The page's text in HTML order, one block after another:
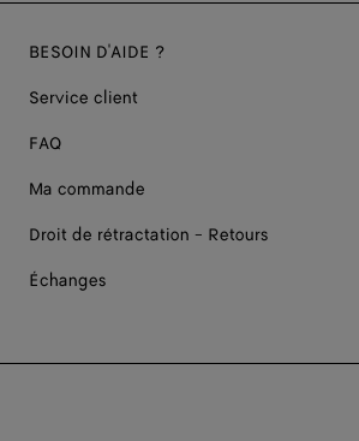
BESOIN D'AIDE ?
Service client
FAQ
Ma commande
Droit de rétractation - Retours
Échanges